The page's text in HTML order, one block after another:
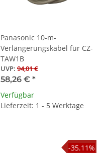
Panasonic 10-m-
Verlängerungskabel für CZ-
TAW1B
UVP: 94,01 €
58,26 € *
Verfügbar
Lieferzeit: 1 - 5 Werktage
-35.11%